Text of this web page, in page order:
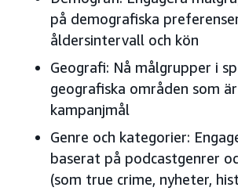
på demografiska
åldersintervall och kön
Geografi: Nå målgrupper i
geografiska områden som
kampanjmål
Genre och kategorier:
baserat på podcastgenrer
(som true crime, nyheter,